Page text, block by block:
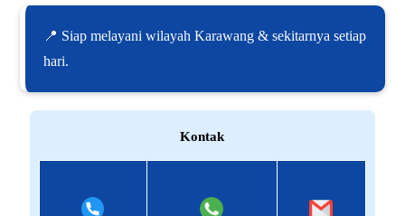
📍 Siap melayani wilayah Karawang & sekitarnya setiap
hari.
Kontak